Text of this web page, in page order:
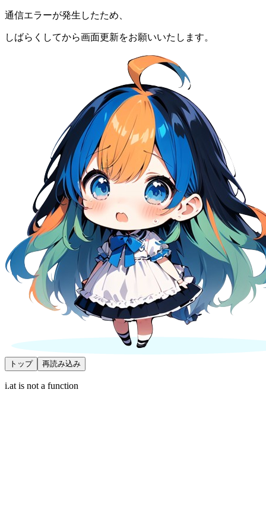
通信エラーが発生したため、
しばらくしてから画面更新をお願いいたします。
トップ 再読み込み
i.at is not a function